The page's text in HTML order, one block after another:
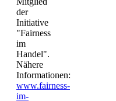
der
Initiative
"Fairness
im
Handel".
Nähere
Informationen:
www.fairness-
im-